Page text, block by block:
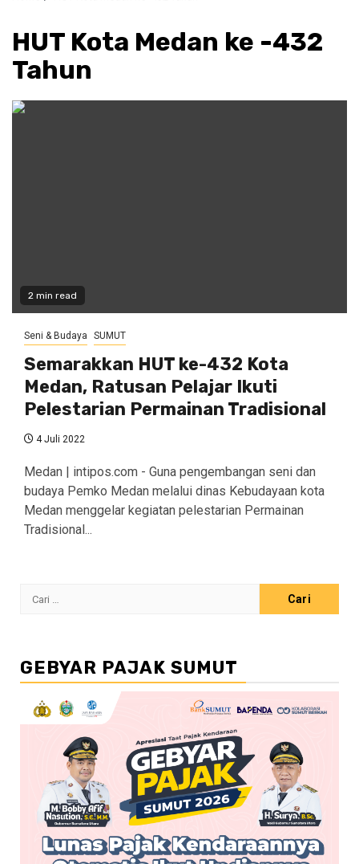
HUT Kota Medan ke -432
Tahun
2 min read
Seni & Budaya SUMUT
Semarakkan HUT ke-432 Kota
Medan, Ratusan Pelajar Ikuti
Pelestarian Permainan Tradisional
4 Juli 2022
Medan | intipos.com - Guna pengembangan seni dan
budaya Pemko Medan melalui dinas Kebudayaan kota
Medan menggelar kegiatan pelestarian Permainan
Tradisional...
Cari
GEBYAR PAJAK SUMUT